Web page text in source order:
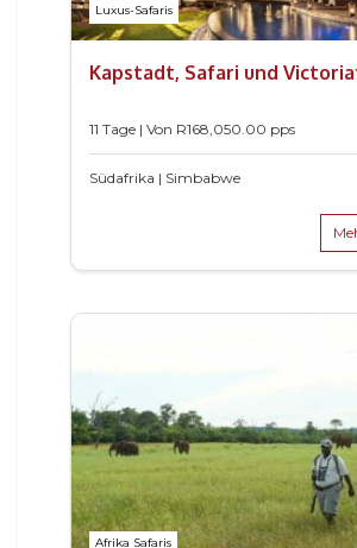
Luxus-Safaris
Kapstadt, Safari und
11 Tage | Von R168,050.00 pps
Südafrika | Simbabwe
Afrika Safaris